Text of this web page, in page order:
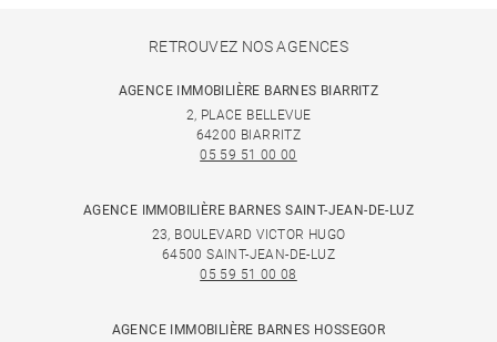
RETROUVEZ NOS AGENCES
AGENCE IMMOBILIÈRE BARNES BIARRITZ
2, PLACE BELLEVUE
64200 BIARRITZ
05 59 51 00 00
AGENCE IMMOBILIÈRE BARNES SAINT-JEAN-DE-LUZ
23, BOULEVARD VICTOR HUGO
64500 SAINT-JEAN-DE-LUZ
05 59 51 00 08
AGENCE IMMOBILIÈRE BARNES HOSSEGOR